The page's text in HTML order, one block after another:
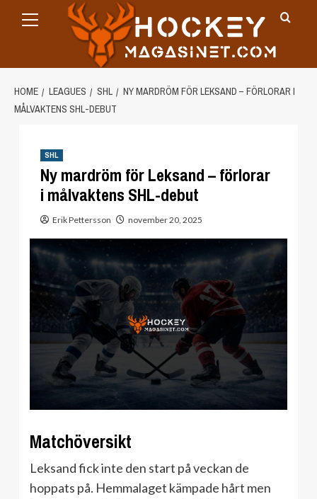
Menu
HOME LEAGUES SHL
NY MARDRÖM FÖR LEKSAND – FÖRLORAR I
MÅLVAKTENS SHL-DEBUT
SHL
Ny mardröm för Leksand – förlorar
i målvaktens SHL-debut
Erik Pettersson november 20, 2025
Matchöversikt
Leksand fick inte den start på veckan de
hoppats på. Hemmalaget kämpade hårt men